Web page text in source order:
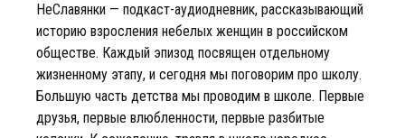
НеСлавянки — подкаст-аудиодневник, рассказывающий
историю взросления небелых женщин в российском
обществе. Каждый эпизод посвящен отдельному
жизненному этапу, и сегодня мы поговорим про школу.
Большую часть детства мы проводим в школе. Первые
друзья, первые влюбленности, первые разбитые